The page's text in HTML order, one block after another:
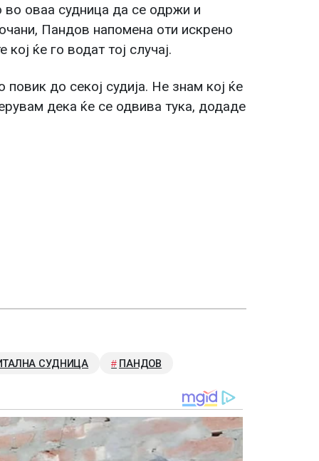
оваа судница да се одржи и
Пандов напомена оти искрено
ќе го водат тој случај.
до секој судија. Не знам кој ќе
дека ќе се одвива тука, додаде
СУДНИЦА ПАНДОВ